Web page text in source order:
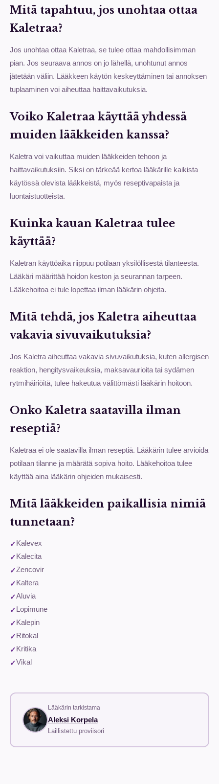
Mitä tapahtuu, jos unohtaa ottaa
Kaletraa?
Jos unohtaa ottaa Kaletraa, se tulee ottaa mahdollisimman
pian. Jos seuraava annos on jo lähellä, unohtunut annos
jätetään väliin. Lääkkeen käytön keskeyttäminen tai annoksen
tuplaaminen voi aiheuttaa haittavaikutuksia.
Voiko Kaletraa käyttää yhdessä
muiden lääkkeiden kanssa?
Kaletra voi vaikuttaa muiden lääkkeiden tehoon ja
haittavaikutuksiin. Siksi on tärkeää kertoa lääkärille kaikista
käytössä olevista lääkkeistä, myös reseptivapaista ja
luontaistuotteista.
Kuinka kauan Kaletraa tulee
käyttää?
Kaletran käyttöaika riippuu potilaan yksilöllisestä tilanteesta.
Lääkäri määrittää hoidon keston ja seurannan tarpeen.
Lääkehoitoa ei tule lopettaa ilman lääkärin ohjeita.
Mitä tehdä, jos Kaletra aiheuttaa
vakavia sivuvaikutuksia?
Jos Kaletra aiheuttaa vakavia sivuvaikutuksia, kuten allergisen
reaktion, hengitysvaikeuksia, maksavaurioita tai sydämen
rytmihäiriöitä, tulee hakeutua välittömästi lääkärin hoitoon.
Onko Kaletra saatavilla ilman
reseptiä?
Kaletraa ei ole saatavilla ilman reseptiä. Lääkärin tulee arvioida
potilaan tilanne ja määrätä sopiva hoito. Lääkehoitoa tulee
käyttää aina lääkärin ohjeiden mukaisesti.
Mitä lääkkeiden paikallisia nimiä
tunnetaan?
Kalevex
Kalecita
Zencovir
Kaltera
Aluvia
Lopimune
Kalepin
Ritokal
Kritika
Vikal
Lääkärin tarkistama
Aleksi Korpela
Laillistettu proviisori